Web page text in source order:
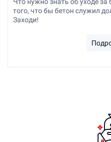
того, что бы бетон служил
Заходи!